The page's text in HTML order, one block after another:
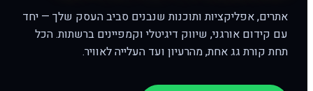
אתרים, אפליקציות ותוכנות שנבנים סביב העסק שלך — יחד
עם קידום אורגני, שיווק דיגיטלי וקמפיינים ברשתות. הכל
תחת קורת גג אחת, מהרעיון ועד העלייה לאוויר.